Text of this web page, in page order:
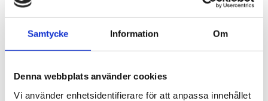
Samtycke Information Om
Denna webbplats använder cookies
Vi använder enhetsidentifierare för att anpassa innehållet
THULE PRORIDE BLACK
Storsäljande
2 595 kr
THULE DOCKGLIDE
Horisontell kajakhållare
3 145